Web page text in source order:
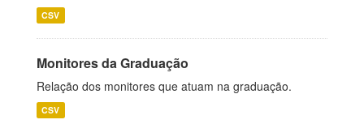
CSV
Monitores da Graduação
Relação dos monitores que atuam na graduação.
CSV